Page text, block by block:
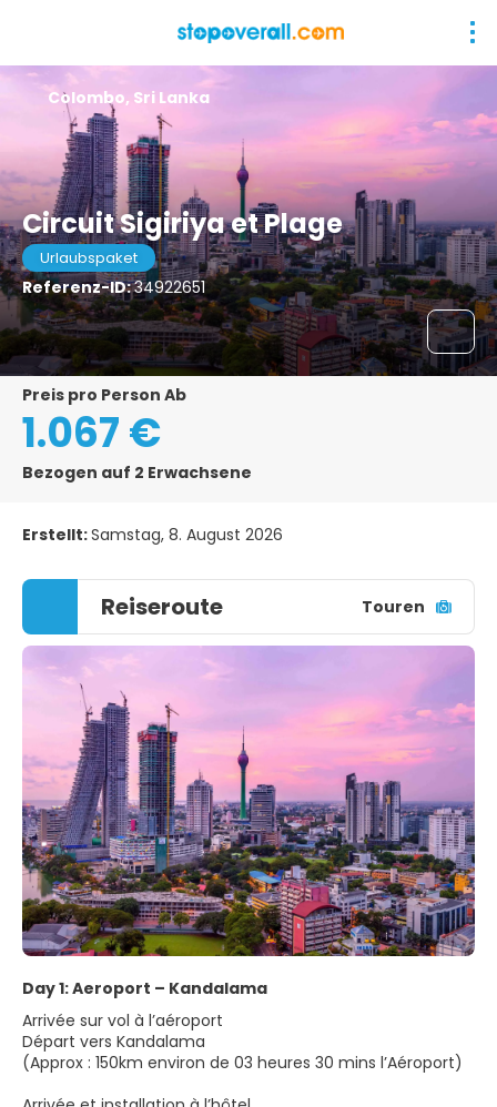
Circuit Sigiriya et Plage
Urlaubspaket
Referenz-ID:34922651
Colombo, Sri Lanka
Preis pro Person Ab
1.067 €
Bezogen auf 2 Erwachsene
Erstellt:Samstag, 8. August 2026
Reiseroute Touren
Day 1: Aeroport – Kandalama
Arrivée sur vol à l’aéroport
Départ vers Kandalama
(Approx : 150km environ de 03 heures 30 mins l’Aéroport)